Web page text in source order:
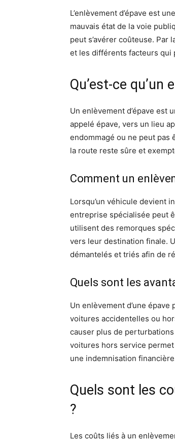
L’enlèvement d’épave est
mauvais état de la voie
peut s’avérer coûteuse. Par
et les différents facteurs qui
Qu’est-ce qu’un
Un enlèvement d’épave est
appelé épave, vers un lieu
endommagé ou ne peut
la route reste sûre et
Comment un
Lorsqu’un véhicule devient
entreprise spécialisée peut
utilisent des remorques
vers leur destination finale.
démantelés et triés afin de
Quels sont les
Un enlèvement d’une
voitures accidentelles ou
causer plus de
voitures hors service
une indemnisation
Quels sont les
?
Les coûts liés à un